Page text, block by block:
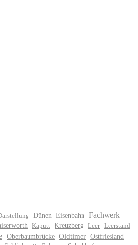
Dünen Eisenbahn Fachwerk
Kaputt Kreuzberg Leer Leerstand
Oberbaumbrücke Oldtimer Ostfriesland